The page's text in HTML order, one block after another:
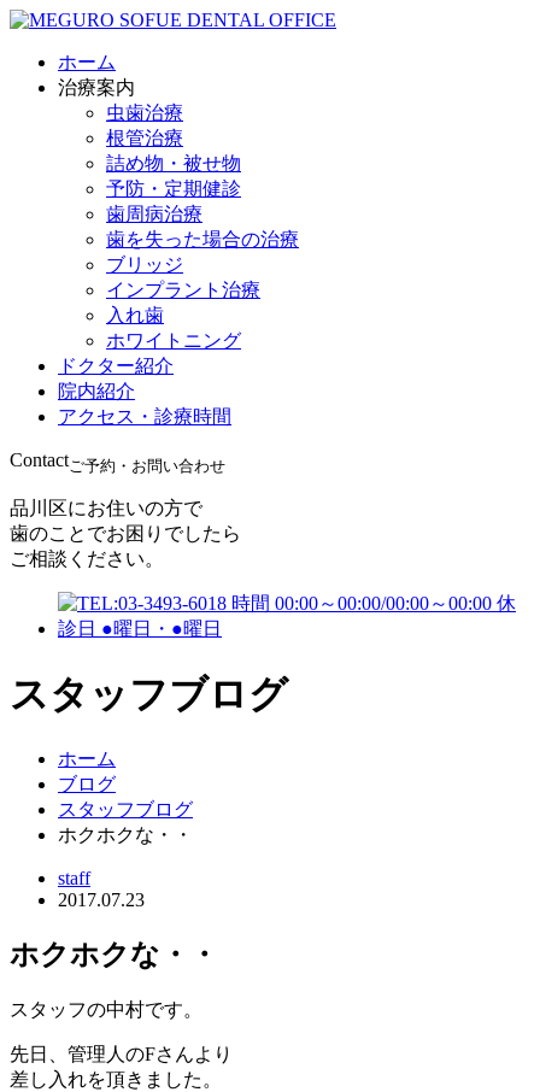
ホーム
治療案内
虫歯治療
根管治療
詰め物・被せ物
予防・定期健診
歯周病治療
歯を失った場合の治療
ブリッジ
インプラント治療
入れ歯
ホワイトニング
ドクター紹介
院内紹介
アクセス・診療時間
Contactご予約・お問い合わせ
品川区にお住いの方で
歯のことでお困りでしたら
ご相談ください。
スタッフブログ
ホーム
ブログ
スタッフブログ
ホクホクな・・
staff
2017.07.23
ホクホクな・・
スタッフの中村です。
先日、管理人のFさんより
差し入れを頂きました。